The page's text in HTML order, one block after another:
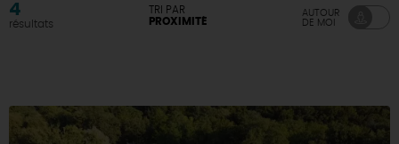
TOUT L'AGENDA
4
résultats
TRI PAR
PROXIMITÉ
AUTOUR
DE MOI